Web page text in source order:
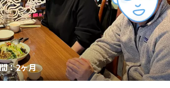
：2ヶ月